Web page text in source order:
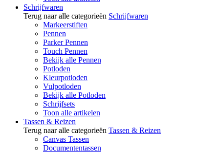
Schrijfwaren
Terug naar alle categorieën Schrijfwaren
Markeerstiften
Pennen
Parker Pennen
Touch Pennen
Bekijk alle Pennen
Potloden
Kleurpotloden
Vulpotloden
Bekijk alle Potloden
Schrijfsets
Toon alle artikelen
Tassen & Reizen
Terug naar alle categorieën Tassen & Reizen
Canvas Tassen
Documententassen